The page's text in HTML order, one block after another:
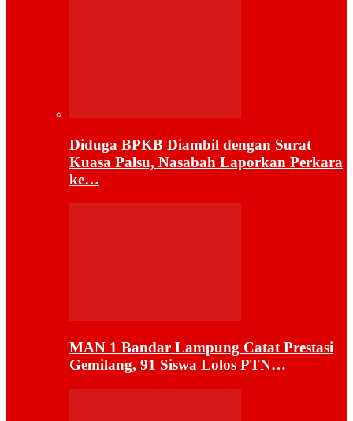
Diduga BPKB Diambil dengan Surat
Kuasa Palsu, Nasabah Laporkan Perkara
ke…
MAN 1 Bandar Lampung Catat Prestasi
Gemilang, 91 Siswa Lolos PTN…